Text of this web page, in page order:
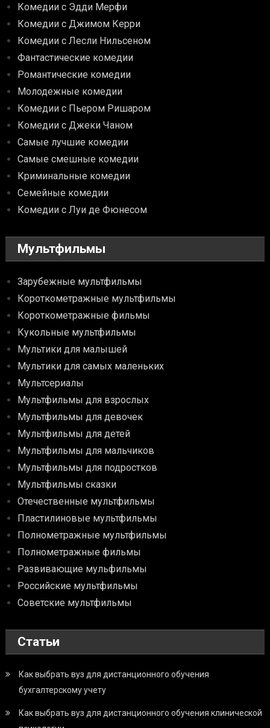
Комедии с Эдди Мерфи
Комедии с Джимом Керри
Комедии с Лесли Нильсеном
Фантастические комедии
Романтические комедии
Молодежные комедии
Комедии с Пьером Ришаром
Комедии с Джеки Чаном
Самые лучшие комедии
Самые смешные комедии
Криминальные комедии
Семейные комедии
Комедии с Луи де Фюнесом
Мультфильмы
Зарубежные мультфильмы
Короткометражные мультфильмы
Короткометражные фильмы
Кукольные мультфильмы
Мультики для малышей
Мультики для самых маленьких
Мультсериалы
Мультфильмы для взрослых
Мультфильмы для девочек
Мультфильмы для детей
Мультфильмы для мальчиков
Мультфильмы для подростков
Мультфильмы сказки
Отечественные мультфильмы
Пластилиновые мультфильмы
Полнометражные мультфильмы
Полнометражные фильмы
Развивающие мульфильмы
Российские мультфильмы
Советские мультфильмы
Статьи
Как выбрать вуз для дистанционного обучения
бухгалтерскому учету
Как выбрать вуз для дистанционного обучения клинической